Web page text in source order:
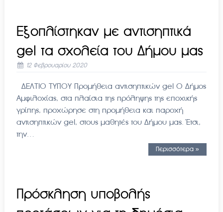
Εξοπλίστηκαν με αντισηπτικά
gel τα σχολεία του Δήμου μας
12 Φεβρουαρίου 2020
ΔΕΛΤΙΟ ΤΥΠΟY Προμήθεια αντισηπτικών gel Ο Δήμος
Αμφιλοχίας, στα πλαίσια της πρόληψης της εποχικής
γρίπης, προχώρησε στη προμήθεια και παροχή
αντισηπτικών gel, στους μαθητές του Δήμου μας. Έτσι,
την…
Περισσότερα »
Πρόσκληση υποβολής